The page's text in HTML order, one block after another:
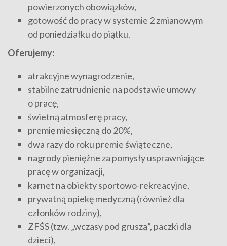
powierzonych obowiązków,
gotowość do pracy w systemie 2 zmianowym
od poniedziałku do piątku.
Oferujemy:
atrakcyjne wynagrodzenie,
stabilne zatrudnienie na podstawie umowy
o pracę,
świetną atmosferę pracy,
premię miesięczną do 20%,
dwa razy do roku premie świąteczne,
nagrody pieniężne za pomysły usprawniające
pracę w organizacji,
karnet na obiekty sportowo-rekreacyjne,
prywatną opiekę medyczną (również dla
członków rodziny),
ZFŚS (tzw. „wczasy pod gruszą”, paczki dla
dzieci),